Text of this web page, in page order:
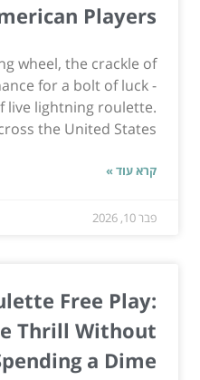
Players
wheel, the crackle of
for a bolt of luck -
live lightning roulette.
the United States,...
קרא עוד »
פבר 10, 2026
Free Play:
Thrill Without
a Dime